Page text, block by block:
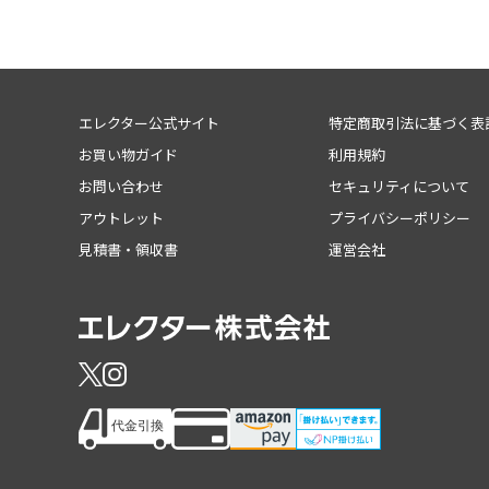
エレクター公式サイト
お買い物ガイド
お問い合わせ
アウトレット
見積書・領収書
特定商取引法に基づく表
利用規約
セキュリティについて
プライバシーポリシー
運営会社